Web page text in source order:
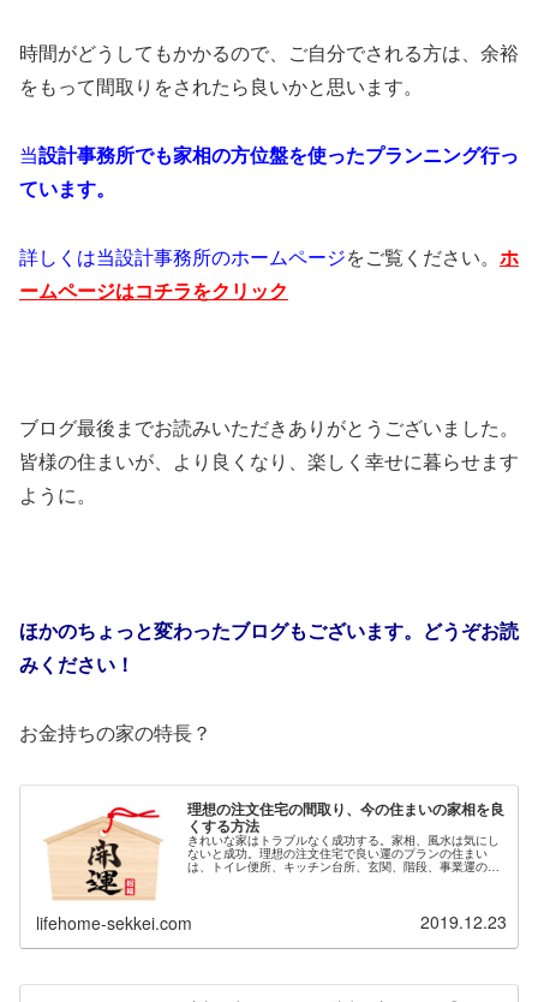
時間がどうしてもかかるので、ご自分でされる方は、余裕
をもって間取りをされたら良いかと思います。
当設計事務所でも家相の方位盤を使ったプランニング行っ
ています。
詳しくは当設計事務所のホームページをご覧ください。 ホ
ームページはコチラをクリック
ブログ最後までお読みいただきありがとうございました。
皆様の住まいが、より良くなり、楽しく幸せに暮らせます
ように。
ほかのちょっと変わったブログもございます。どうぞお読
みください！
お金持ちの家の特長？
理想の注文住宅の間取り、今の住まいの家相を良
くする方法
きれいな家はトラブルなく成功する。家相、風水は気にし
ないと成功。理想の注文住宅で良い運のプランの住まい
は、トイレ便所、キッチン台所、玄関、階段、事業運の寝
店紹介も
lifehome-sekkei.com 2019.12.23